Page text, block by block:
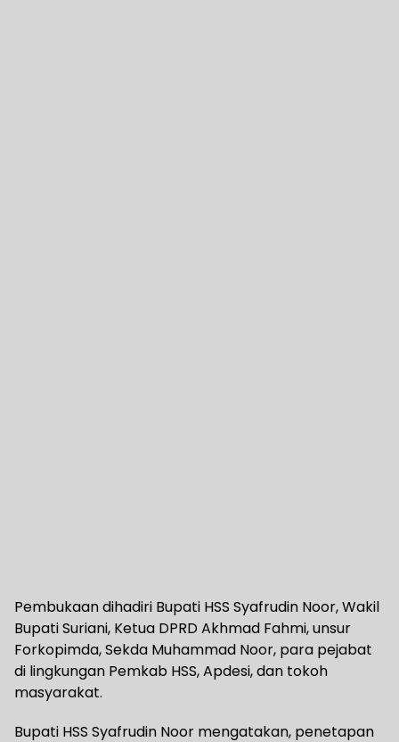
Pembukaan dihadiri Bupati HSS Syafrudin Noor, Wakil
Bupati Suriani, Ketua DPRD Akhmad Fahmi, unsur
Forkopimda, Sekda Muhammad Noor, para pejabat
di lingkungan Pemkab HSS, Apdesi, dan tokoh
masyarakat.
Bupati HSS Syafrudin Noor mengatakan, penetapan